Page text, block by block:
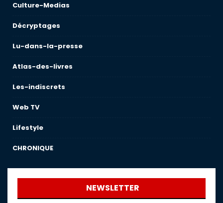
Culture-Medias
Décryptages
Lu-dans-la-presse
Atlas-des-livres
Les-indiscrets
Web TV
Lifestyle
CHRONIQUE
NEWSLETTER